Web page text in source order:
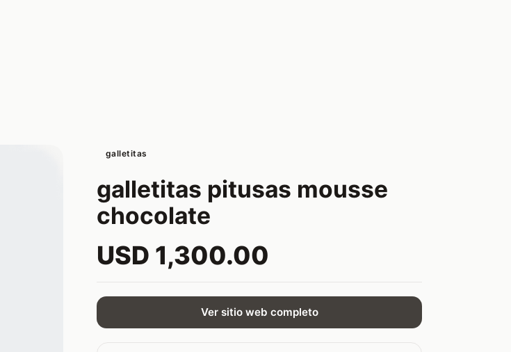
galletitas
galletitas pitusas mousse
chocolate
USD 1,300.00
Ver sitio web completo